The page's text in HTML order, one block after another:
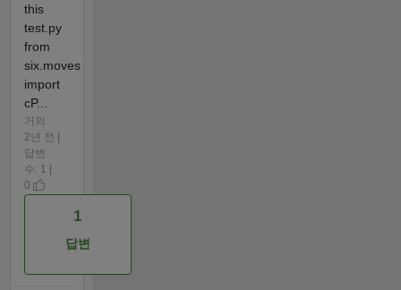
this
test.py
from
six.moves
import
cP...
거의
2년 전 |
답변
수: 1 |
0
1
답변